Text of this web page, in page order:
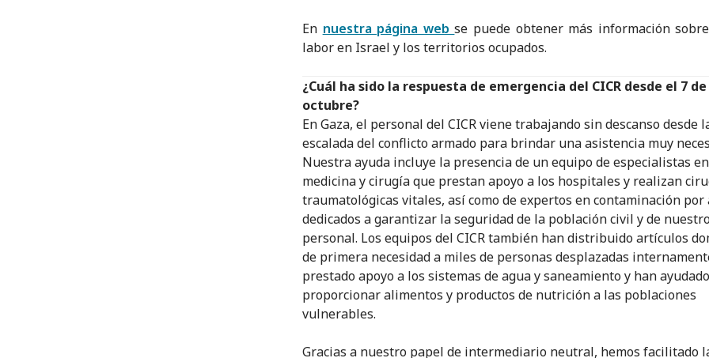
En nuestra página webse puede obtener más información
labor en Israel y los territorios ocupados.
¿Cuál ha sido la respuesta de emergencia del CICR desde el 7 de
octubre?
En Gaza, el personal del CICR viene trabajando sin descanso desde
escalada del conflicto armado para brindar una asistencia muy
Nuestra ayuda incluye la presencia de un equipo de especialistas en
medicina y cirugía que prestan apoyo a los hospitales y realizan
traumatológicas vitales, así como de expertos en contaminación por
dedicados a garantizar la seguridad de la población civil y de
personal. Los equipos del CICR también han distribuido artículos
de primera necesidad a miles de personas desplazadas
prestado apoyo a los sistemas de agua y saneamiento y han
proporcionar alimentos y productos de nutrición a las poblaciones
vulnerables.
Gracias a nuestro papel de intermediario neutral, hemos facilitado